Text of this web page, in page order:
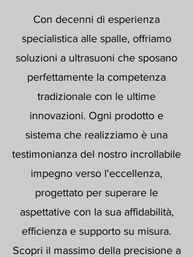
Con decenni di esperienza
specialistica alle spalle, offriamo
soluzioni a ultrasuoni che sposano
perfettamente la competenza
tradizionale con le ultime
innovazioni. Ogni prodotto e
sistema che realizziamo è una
testimonianza del nostro incrollabile
impegno verso l'eccellenza,
progettato per superare le
aspettative con la sua affidabilità,
efficienza e supporto su misura.
Scopri il massimo della precisione a